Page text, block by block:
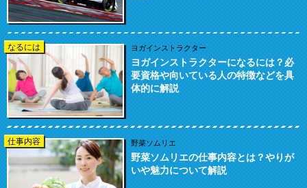
なるには ヨガインストラクター
ヨガインストラクターになるには？必
要資格や向いている人の特徴などを具
体的に解説
仕事内容 野菜ソムリエ
野菜ソムリエの仕事内容とは？やりが
いや魅力について解説